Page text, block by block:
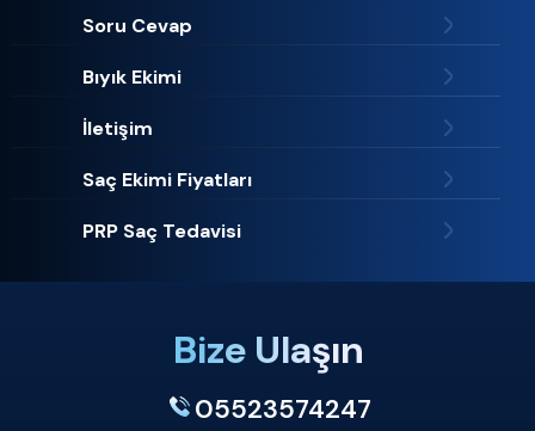
Bize Ulaşın
05523574247
Soru Cevap
Bıyık Ekimi
İletişim
Saç Ekimi Fiyatları
PRP Saç Tedavisi